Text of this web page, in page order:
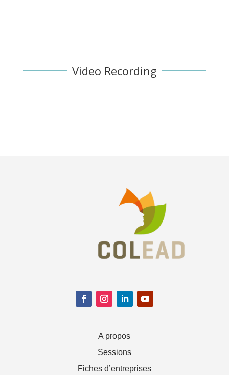
Video Recording
A propos
Sessions
Fiches d’entreprises